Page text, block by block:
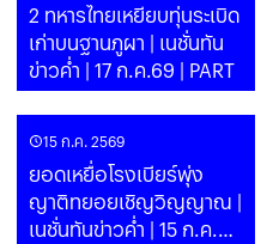
2 ทหารไทยเหยียบทุ่นระเบิด
เก่าบนฐานภูผา | เนชั่นทัน
ข่าวค่ำ | 17 ก.ค.69 | PART
15 ก.ค. 2569
ยอดเหยื่อโรงเบียร์พุ่ง
ญาติทยอยเชิญวิญญาณ |
เนชั่นทันข่าวค่ำ | 15 ก.ค.69